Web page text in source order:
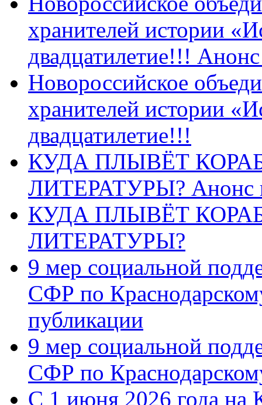
хранителей истории
двадцатилетие!!!
Новороссийское
хранителей истории
двадцатилетие!!!
КУДА ПЛЫВЁТ
ЛИТЕРАТУРЫ? Анонс
КУДА ПЛЫВЁТ
ЛИТЕРАТУРЫ?
9 мер социальной
СФР по
публикации
9 мер социальной
СФР по
С 1 июня 2026 года на